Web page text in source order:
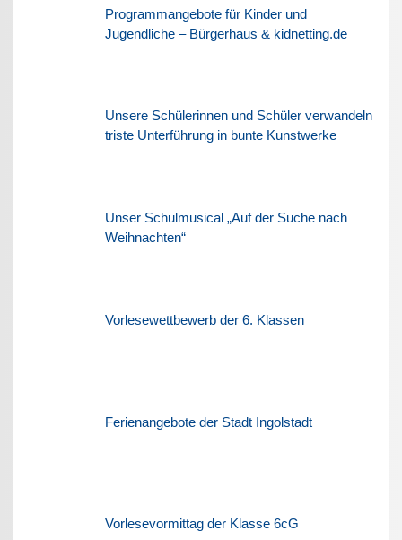
Programmangebote für Kinder und
Jugendliche – Bürgerhaus & kidnetting.de
Unsere Schülerinnen und Schüler verwandeln
triste Unterführung in bunte Kunstwerke
Unser Schulmusical „Auf der Suche nach
Weihnachten“
Vorlesewettbewerb der 6. Klassen
Ferienangebote der Stadt Ingolstadt
Vorlesevormittag der Klasse 6cG